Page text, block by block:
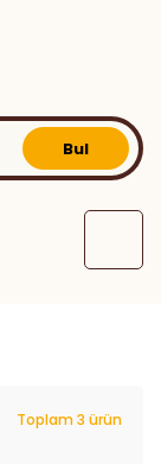
Bul
Toplam 3 ürün